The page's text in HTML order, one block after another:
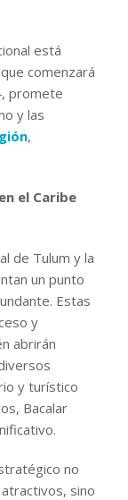
está
comenzará
promete
y las
,
el Caribe
de Tulum y la
un punto
Estas
y
abrirán
y turístico
Bacalar
no
sino